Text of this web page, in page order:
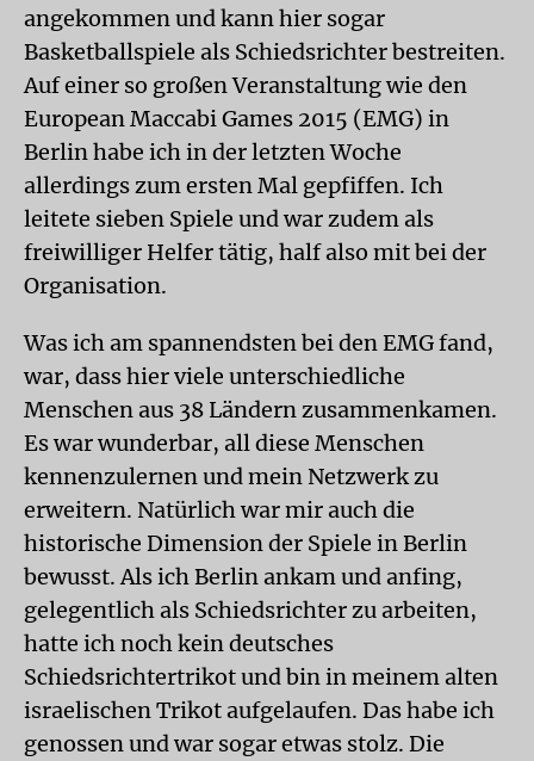
angekommen und kann hier sogar
Basketballspiele als Schiedsrichter bestreiten.
Auf einer so großen Veranstaltung wie den
European Maccabi Games 2015 (EMG) in
Berlin habe ich in der letzten Woche
allerdings zum ersten Mal gepfiffen. Ich
leitete sieben Spiele und war zudem als
freiwilliger Helfer tätig, half also mit bei der
Organisation.
Was ich am spannendsten bei den EMG fand,
war, dass hier viele unterschiedliche
Menschen aus 38 Ländern zusammenkamen.
Es war wunderbar, all diese Menschen
kennenzulernen und mein Netzwerk zu
erweitern. Natürlich war mir auch die
historische Dimension der Spiele in Berlin
bewusst. Als ich Berlin ankam und anfing,
gelegentlich als Schiedsrichter zu arbeiten,
hatte ich noch kein deutsches
Schiedsrichtertrikot und bin in meinem alten
israelischen Trikot aufgelaufen. Das habe ich
genossen und war sogar etwas stolz. Die